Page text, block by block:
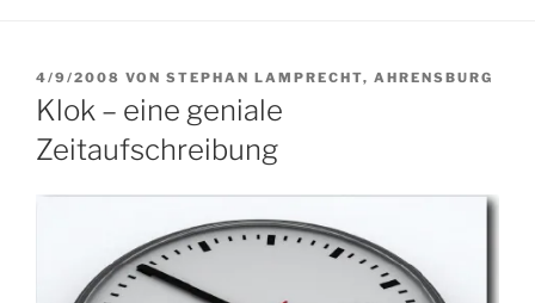
VERÖFFENTLICHT
AM
4/9/2008 VON STEPHAN LAMPRECHT, AHRENSBURG
Klok – eine geniale
Zeitaufschreibung